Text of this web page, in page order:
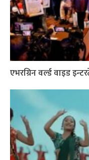
एभरग्रिन वर्ल्ड वाइड